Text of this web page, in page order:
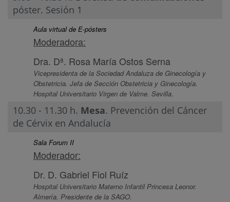
póster. Sesión 1
Aula virtual de E-pósters
Moderadora:
Dra. Dª. Rosa María Ostos Serna
Vicepresidenta de la Sociedad Andaluza de Ginecología y
Obstetricia. Jefa de Sección Obstetricia y Ginecología.
Hospital Universitario Virgen de Valme. Sevilla.
10.30 - 11.30 h. Mesa. Prevención del Cáncer
de Cérvix en Andalucía
Sala Forum II
Moderador:
Dr. D. Gabriel Fiol Ruíz
Hospital Universitario Materno Infantil Princesa Leonor.
Almería. Presidente de la SAGO.